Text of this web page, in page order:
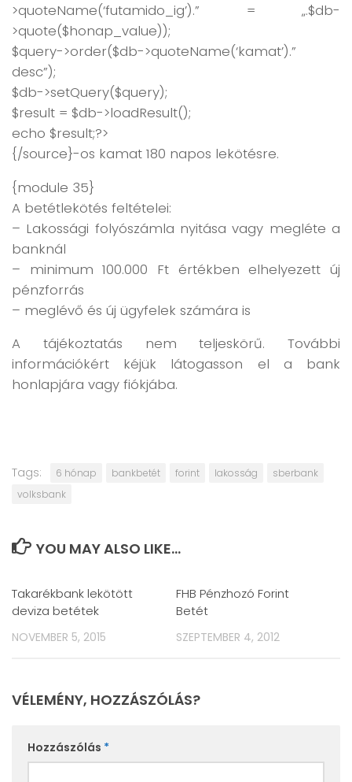
>quoteName(‘futamido_ig’).” = „.$db-
>quote($honap_value));
$query->order($db->quoteName(‘kamat’).”
desc”);
$db->setQuery($query);
$result = $db->loadResult();
echo $result;?>
{/source}-os kamat 180 napos lekötésre.
{module 35}
A betétlekötés feltételei:
– Lakossági folyószámla nyitása vagy megléte a
banknál
– minimum 100.000 Ft értékben elhelyezett új
pénzforrás
– meglévő és új ügyfelek számára is
A tájékoztatás nem teljeskörű. További
információkért kéjük látogasson el a bank
honlapjára vagy fiókjába.
Tags: 6 hónap bankbetét forint lakosság
sberbank
volksbank
YOU MAY ALSO LIKE...
Takarékbank lekötött
deviza betétek
NOVEMBER 5, 2015
FHB Pénzhozó Forint
Betét
SZEPTEMBER 4, 2012
VÉLEMÉNY, HOZZÁSZÓLÁS?
Hozzászólás *